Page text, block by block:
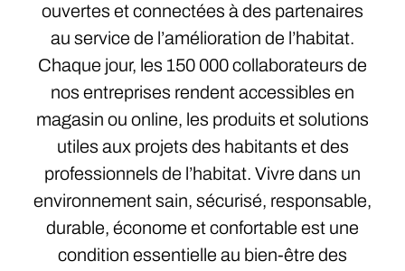
ouvertes et connectées à des partenaires
au service de l’amélioration de l’habitat.
Chaque jour, les 150 000 collaborateurs de
nos entreprises rendent accessibles en
magasin ou online, les produits et solutions
utiles aux projets des habitants et des
professionnels de l’habitat. Vivre dans un
environnement sain, sécurisé, responsable,
durable, économe et confortable est une
condition essentielle au bien-être des